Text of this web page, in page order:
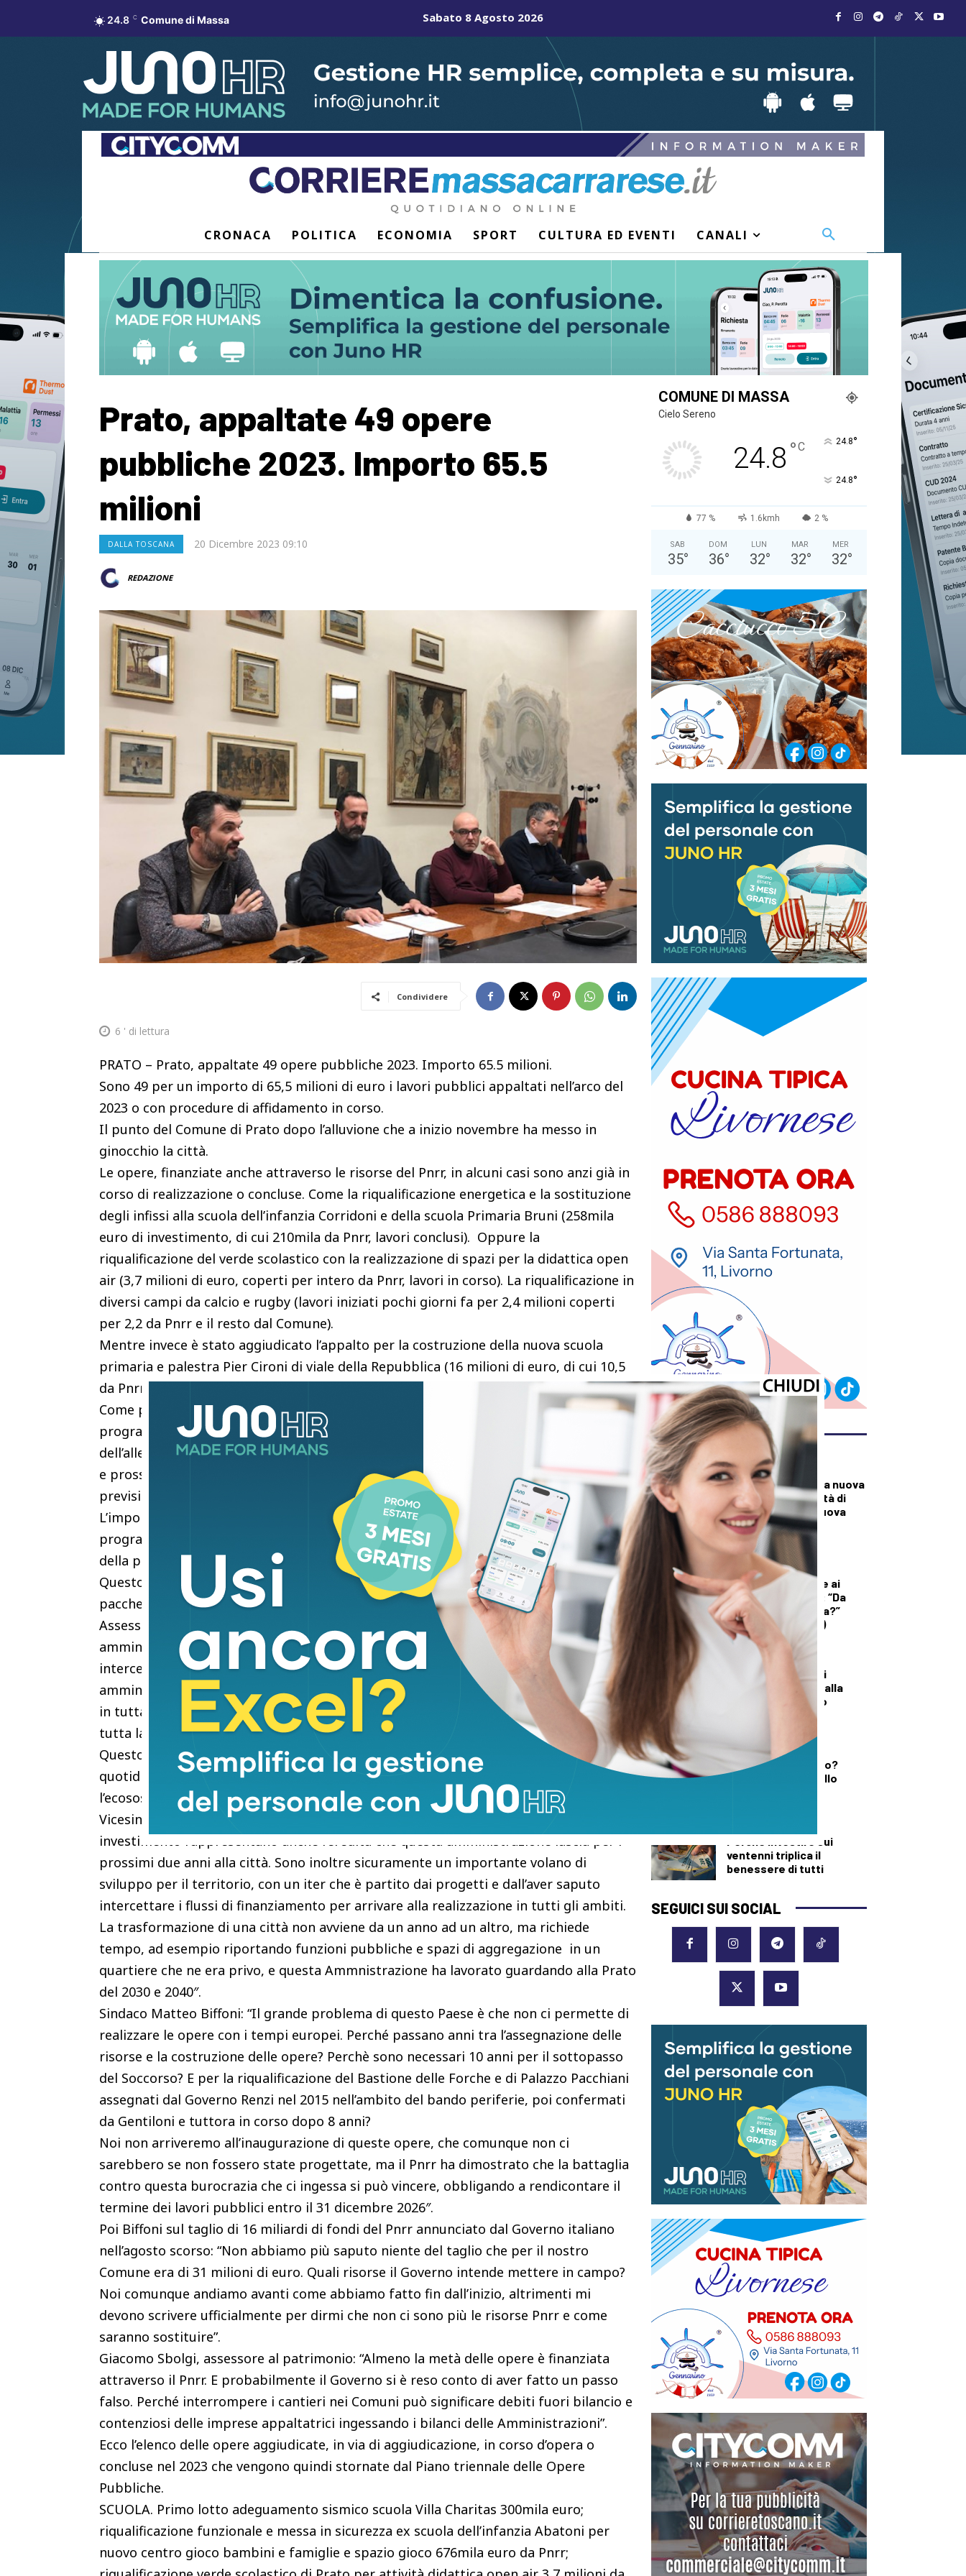
24.8 C Comune di Massa Sabato 8 Agosto 2026
CRONACA POLITICA ECONOMIA SPORT CULTURA ED EVENTI CANALI
Prato, appaltate 49 opere
pubbliche 2023. Importo 65.5
milioni
DALLA TOSCANA 20 Dicembre 2023 09:10
REDAZIONE
Condividere
6 ' di lettura
PRATO – Prato, appaltate 49 opere pubbliche 2023. Importo 65.5 milioni.
Sono 49 per un importo di 65,5 milioni di euro i lavori pubblici appaltati nell’arco del
2023 o con procedure di affidamento in corso.
Il punto del Comune di Prato dopo l’alluvione che a inizio novembre ha messo in
ginocchio la città.
Le opere, finanziate anche attraverso le risorse del Pnrr, in alcuni casi sono anzi già in
corso di realizzazione o concluse. Come la riqualificazione energetica e la sostituzione
degli infissi alla scuola dell’infanzia Corridoni e della scuola Primaria Bruni (258mila
euro di investimento, di cui 210mila da Pnrr, lavori conclusi). Oppure la
riqualificazione del verde scolastico con la realizzazione di spazi per la didattica open
air (3,7 milioni di euro, coperti per intero da Pnrr, lavori in corso). La riqualificazione in
diversi campi da calcio e rugby (lavori iniziati pochi giorni fa per 2,4 milioni coperti
per 2,2 da Pnrr e il resto dal Comune).
Mentre invece è stato aggiudicato l’appalto per la costruzione della nuova scuola
primaria e palestra Pier Cironi di viale della Repubblica (16 milioni di euro, di cui 10,5
da Pnrr e 5,5 di risorse proprie del Comune, lavori avviati).
Come prevede la legge, sottolinea il Comune di Prato, queste opere escono dal
programma triennale delle Opere pubbliche 2024-2026 (ai sensi dell’art. 5, comma 2
dell’allegato I.5 del D.lgs 36/2023), adottato dalla giunta comunale la scorsa settimana
e prossimo alla discussione in Consiglio comunale come allegato al Bilancio di
previsione 2024.
L’importo totale dell’elenco delle opere è infatti di 78,7 milioni di euro, mentre il
programma triennale 2023-2025 era di 141,4 milioni di euro, “perché appunto lo stato
della procedura di gara comporta l’esclusione dell’opera dal triennale successivo”.
Questo significa che l’anno prossimo e nella prossima legislatura ci sarà un ampio
pacchetto di interventi pubblici in cantiere.
Assessore all’Urbanistica Valerio Barberis: “Altro che rendering, questo significa
amministrare una città, fare progetti, fare rendering di quei progetti, sì, e poi
intercettare i fondi pubblici per finanziarli e realizzarli. Nel corso degli anni questa
amministrazione ha appaltato opere per milioni di euro, più di 65 nel 2023, distribuite
in tutta la città tra grandi, come la nuova scuola Pier Cironi, e piccole e distribuite in
tutta la città, come giardini scolastici e piste ciclabili.
Questo insieme di opere e appalti, che erano rendering, determinano la vita
quotidiana dei cittadini, dall’edilizia scolastica e sportiva, le infrastrutture,
l’ecosostenibilità, il verde e molto altro”.
Vicesindaco Simone Faggi “49 opere appaltate a Prato per oltre 65 milioni di
investimento rappresentano anche l‘eredità che questa amministrazione lascia per i
prossimi due anni alla città. Sono inoltre sicuramente un importante volano di
sviluppo per il territorio, con un iter che è partito dai progetti e dall’aver saputo
intercettare i flussi di finanziamento per arrivare alla realizzazione in tutti gli ambiti.
La trasformazione di una città non avviene da un anno ad un altro, ma richiede
tempo, ad esempio riportando funzioni pubbliche e spazi di aggregazione in un
quartiere che ne era privo, e questa Ammnistrazione ha lavorato guardando alla Prato
del 2030 e 2040″.
Sindaco Matteo Biffoni: “Il grande problema di questo Paese è che non ci permette di
realizzare le opere con i tempi europei. Perché passano anni tra l’assegnazione delle
risorse e la costruzione delle opere? Perchè sono necessari 10 anni per il sottopasso
del Soccorso? E per la riqualificazione del Bastione delle Forche e di Palazzo Pacchiani
assegnati dal Governo Renzi nel 2015 nell’ambito del bando periferie, poi confermati
da Gentiloni e tuttora in corso dopo 8 anni?
Noi non arriveremo all’inaugurazione di queste opere, che comunque non ci
sarebbero se non fossero state progettate, ma il Pnrr ha dimostrato che la battaglia
contro questa burocrazia che ci ingessa si può vincere, obbligando a rendicontare il
termine dei lavori pubblici entro il 31 dicembre 2026″.
Poi Biffoni sul taglio di 16 miliardi di fondi del Pnrr annunciato dal Governo italiano
nell’agosto scorso: “Non abbiamo più saputo niente del taglio che per il nostro
Comune era di 31 milioni di euro. Quali risorse il Governo intende mettere in campo?
Noi comunque andiamo avanti come abbiamo fatto fin dall’inizio, altrimenti mi
devono scrivere ufficialmente per dirmi che non ci sono più le risorse Pnrr e come
saranno sostituire”.
Giacomo Sbolgi, assessore al patrimonio: “Almeno la metà delle opere è finanziata
attraverso il Pnrr. E probabilmente il Governo si è reso conto di aver fatto un passo
falso. Perché interrompere i cantieri nei Comuni può significare debiti fuori bilancio e
contenziosi delle imprese appaltatrici ingessando i bilanci delle Amministrazioni”.
Ecco l’elenco delle opere aggiudicate, in via di aggiudicazione, in corso d’opera o
concluse nel 2023 che vengono quindi stornate dal Piano triennale delle Opere
Pubbliche.
SCUOLA. Primo lotto adeguamento sismico scuola Villa Charitas 300mila euro;
riqualificazione funzionale e messa in sicurezza ex scuola dell’infanzia Abatoni per
nuovo centro gioco bambini e famiglie e spazio gioco 676mila euro da Pnrr;
COMUNE DI MASSA
Cielo Sereno
24.8 °C 24.8°
24.8°
77 % 1.6kmh 2 %
SAB
35°
DOM
36°
LUN
32°
MAR
32°
MER
32°
ULTIMI ARTICOLI
CRONACA
A Palazzo Mazzini la nuova
Casa della Comunità di
Pontremoli: è la nuova
sede della sanità
territoriale
DEMOGRAFICA
Licia Colò risponde ai
commenti sull’età: “Da
quando è un’offesa?”
(solo per le donne)
DALLA TOSCANA
Un’altra giornata di
incendi di bosco, dalla
Toscana al Mugello
Testosterone e
spermatozoi in calo?
Cosa c’è di vero nello
Perché investire sui
ventenni triplica il
benessere di tutti
SEGUICI SUI SOCIAL